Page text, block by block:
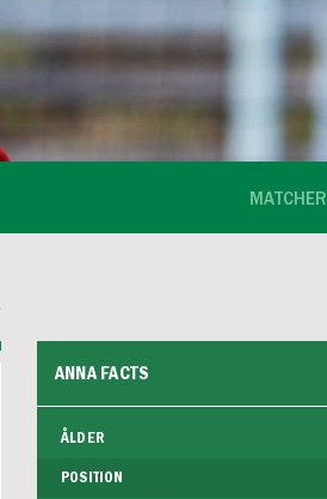
MATCHER
ANNA FACTS
ÅLDER
POSITION